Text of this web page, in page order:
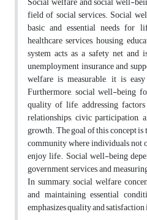
field of social services. Social
basic and essential needs for
healthcare services, housing,
system acts as a safety net
unemployment insurance and
welfare is measurable, it is
Furthermore, social well-being
quality of life, addressing
relationships, civic participation,
growth. The goal of this concept is
community where individuals not
enjoy life. Social well-being
government services, and
In summary, social welfare
and maintaining essential
emphasizes quality and